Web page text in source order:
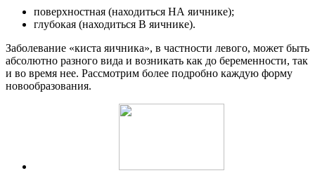
поверхностная (находиться НА яичнике);
глубокая (находиться В яичнике).
Заболевание «киста яичника», в частности левого, может быть
абсолютно разного вида и возникать как до беременности, так
и во время нее. Рассмотрим более подробно каждую форму
новообразования.